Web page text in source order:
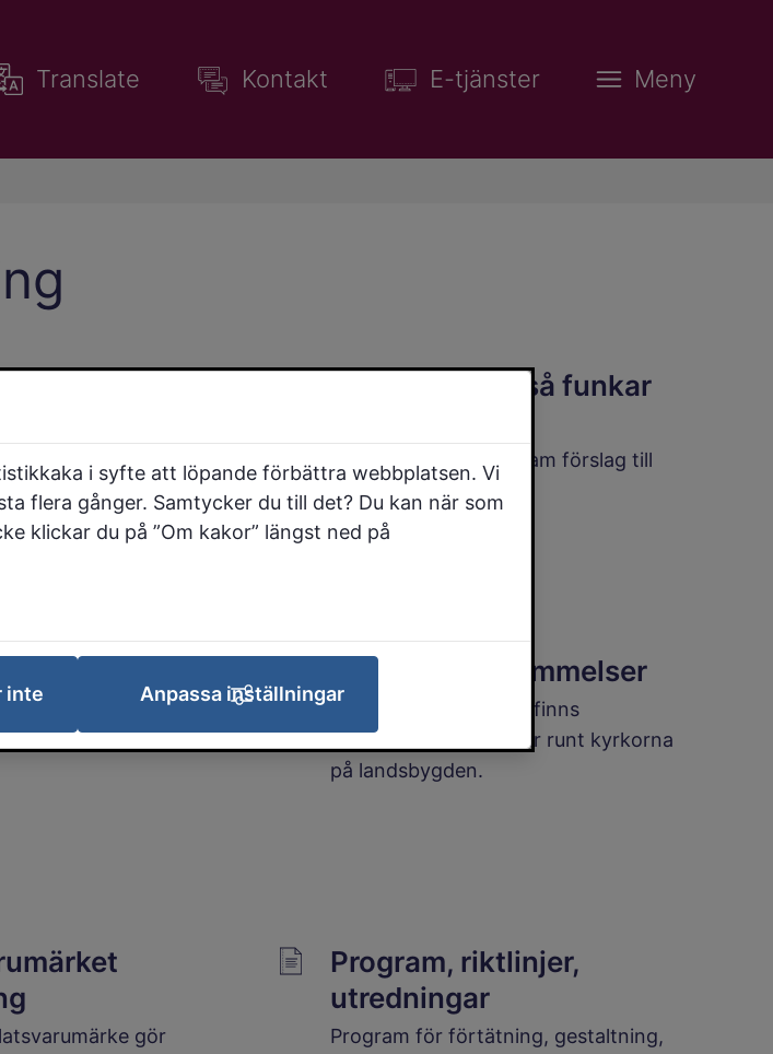
Translate Kontakt E-tjänster Meny
detaljplaner som är
Du kan påverka
och lämna synpunkter
Detaljplaner – så funkar
Så går det till att ta fram förslag till
en ny detaljplan
byggprojekt
som kommunen
Områdesbestämmelser
I Falköpings kommun finns
områdesbestämmelser runt kyrkorna
på landsbygden.
gör
Program, riktlinjer,
utredningar
Program för förtätning, gestaltning,
i syfte att löpande förbättra webbplatsen. Vi
flera gånger. Samtycker du till det? Du kan när som
klickar du på ”Om kakor” längst ned på
inte Anpassa inställningar